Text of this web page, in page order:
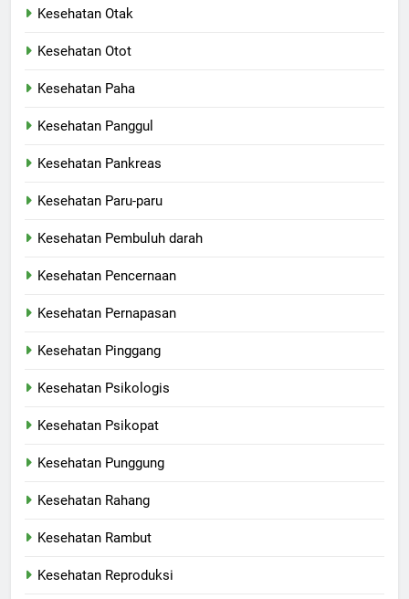
Kesehatan Otak
Kesehatan Otot
Kesehatan Paha
Kesehatan Panggul
Kesehatan Pankreas
Kesehatan Paru-paru
Kesehatan Pembuluh darah
Kesehatan Pencernaan
Kesehatan Pernapasan
Kesehatan Pinggang
Kesehatan Psikologis
Kesehatan Psikopat
Kesehatan Punggung
Kesehatan Rahang
Kesehatan Rambut
Kesehatan Reproduksi